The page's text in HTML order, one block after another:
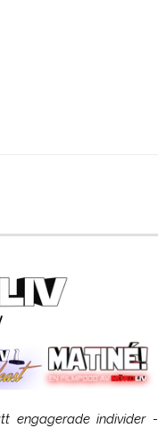
engagerade individer -